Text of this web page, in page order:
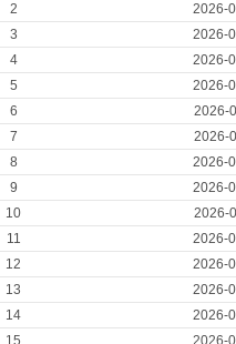
2
2026-
3
2026-
4
2026-
5
2026-
6
2026-
7
2026-
8
2026-
9
2026-
10
2026-
11
2026-
12
2026-
13
2026-
14
2026-
15
2026-